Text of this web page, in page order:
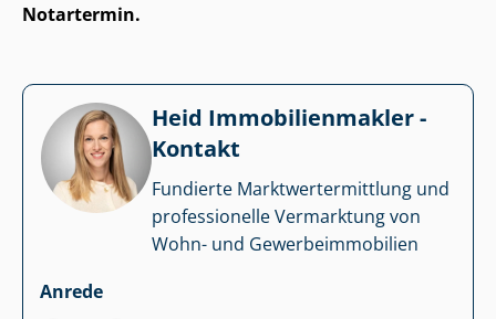
Notartermin.
Heid Im­mo­bi­li­en­mak­ler -
Kontakt
Fundierte Markt­wert­ermitt­lung und
professionelle Vermarktung von
Wohn- und Ge­wer­be­im­mo­bi­li­en
Anrede